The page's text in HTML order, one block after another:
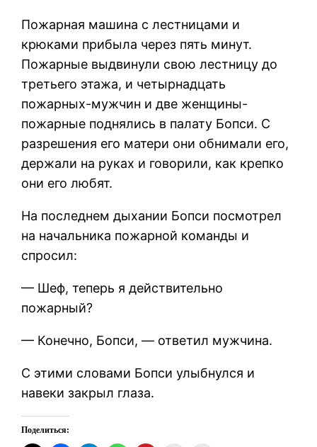
Пожарная машина с лестницами и
крюками прибыла через пять минут.
Пожарные выдвинули свою лестницу до
третьего этажа, и четырнадцать
пожарных-мужчин и две женщины-
пожарные поднялись в палату Бопси. С
разрешения его матери они обнимали его,
держали на руках и говорили, как крепко
они его любят.
На последнем дыхании Бопси посмотрел
на начальника пожарной команды и
спросил:
— Шеф, теперь я действительно
пожарный?
— Конечно, Бопси, — ответил мужчина.
С этими словами Бопси улыбнулся и
навеки закрыл глаза.
Поделиться: